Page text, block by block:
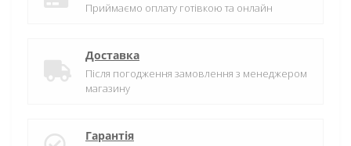
Приймаємо оплату готівкою та онлайн
Доставка
Після погодження замовлення з менеджером
магазину
Гарантія